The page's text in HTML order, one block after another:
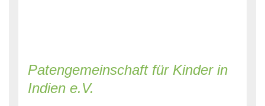
Patengemeinschaft für Kinder in
Indien e.V.